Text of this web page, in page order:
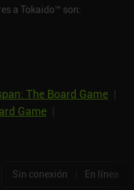
a Tokaido™ son:
The Board Game
Game
Sin conexión En línea